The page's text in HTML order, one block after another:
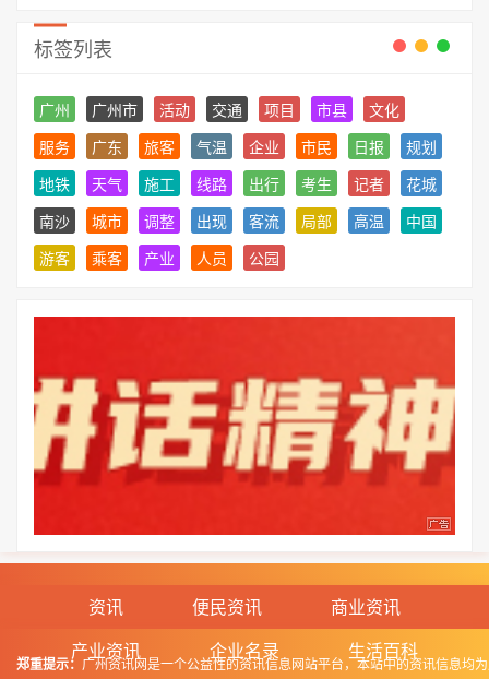
标签列表
广州 广州市 活动 交通 项目 市县
文化
服务
广东 旅客 气温 企业 市民 日报
规划
地铁
天气 施工 线路 出行 考生 记者
花城
南沙
城市 调整 出现 客流 局部 高温
中国
游客
乘客 产业 人员 公园
资讯 便民资讯
商业资讯
产业资讯
企业名录
生活百科
郑重提示： 广州资讯网是一个公益性的资讯信息网站平台，本站中的资讯信息均